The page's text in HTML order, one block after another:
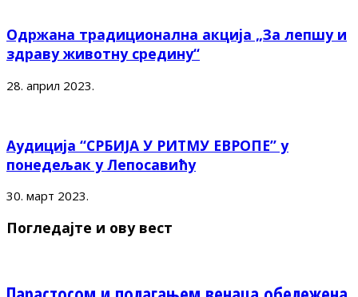
Одржана традиционална акција „За лепшу и
здраву животну средину“
28. април 2023.
Аудиција “СРБИЈА У РИТМУ ЕВРОПЕ” у
понедељак у Лепосавићу
30. март 2023.
Погледајте и ову вест